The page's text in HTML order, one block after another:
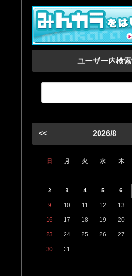
ユーザー内検索
<< 2026/8
日 月 火 水 木
2 3 4 5 6
9 10 11 12 13
16 17 18 19 20
23 24 25 26 27
30 31